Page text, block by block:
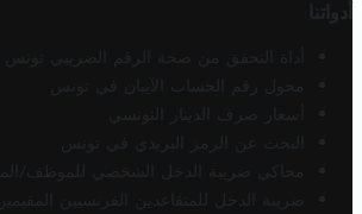
أدواتنا
أداة التحقق من صحة الرقم الضريبي تونس
محول رقم الحساب الآيبان في تونس
أسعار صرف الدينار التونسي
البحث عن الرمز البريدي في تونس
محاكي ضريبة الدخل الشخصي للموظف/
ضريبة الدخل للمتقاعدين الفرنسيين